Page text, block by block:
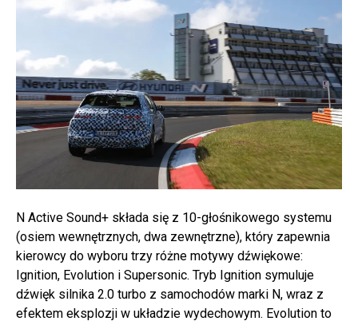
N Active Sound+ składa się z 10-głośnikowego systemu
(osiem wewnętrznych, dwa zewnętrzne), który zapewnia
kierowcy do wyboru trzy różne motywy dźwiękowe:
Ignition, Evolution i Supersonic. Tryb Ignition symuluje
dźwięk silnika 2.0 turbo z samochodów marki N, wraz z
efektem eksplozji w układzie wydechowym. Evolution to